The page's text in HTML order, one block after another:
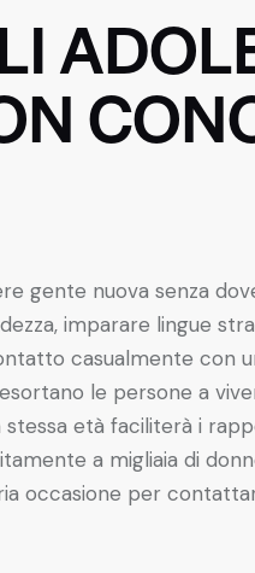
gente nuova senza
imparare lingue
casualmente con
le persone a
età faciliterà i
a migliaia di
occasione per